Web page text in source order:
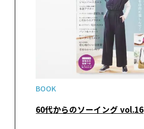
BOOK
60代からのソーイング vol.16